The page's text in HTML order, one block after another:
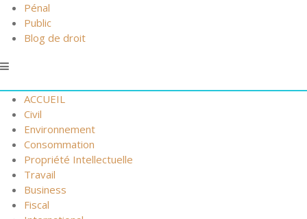
Pénal
Public
Blog de droit
ACCUEIL
Civil
Environnement
Consommation
Propriété Intellectuelle
Travail
Business
Fiscal